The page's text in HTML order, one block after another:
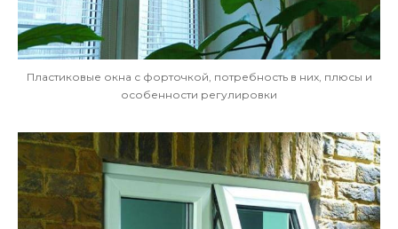
Пластиковые окна с форточкой, потребность в них, плюсы и
особенности регулировки